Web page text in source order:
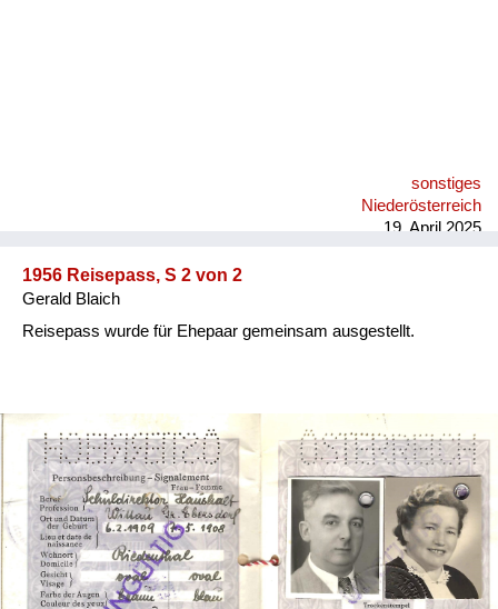
sonstiges
Niederösterreich
19. April 2025
1956 Reisepass, S 2 von 2
Gerald Blaich
Reisepass wurde für Ehepaar gemeinsam ausgestellt.